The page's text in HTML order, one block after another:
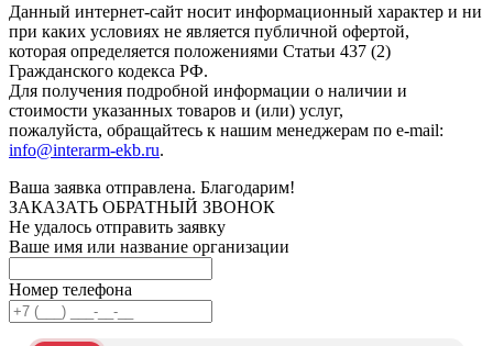
Данный интернет-сайт носит информационный характер и ни
при каких условиях не является публичной офертой,
которая определяется положениями Статьи 437 (2)
Гражданского кодекса РФ.
Для получения подробной информации о наличии и
стоимости указанных товаров и (или) услуг,
пожалуйста, обращайтесь к нашим менеджерам по e-mail:
info@interarm-ekb.ru.
Ваша заявка отправлена. Благодарим!
ЗАКАЗАТЬ ОБРАТНЫЙ ЗВОНОК
Не удалось отправить заявку
Ваше имя или название организации
Номер телефона